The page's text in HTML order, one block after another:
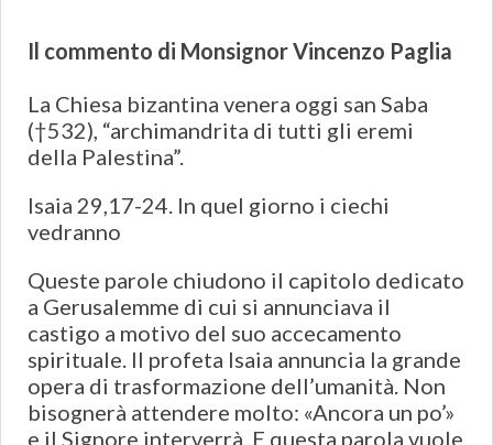
Il commento di Monsignor Vincenzo Paglia
La Chiesa bizantina venera oggi san Saba
(†532), “archimandrita di tutti gli eremi
della Palestina”.
Isaia 29,17-24. In quel giorno i ciechi
vedranno
Queste parole chiudono il capitolo dedicato
a Gerusalemme di cui si annunciava il
castigo a motivo del suo accecamento
spirituale. Il profeta Isaia annuncia la grande
opera di trasformazione dell’umanità. Non
bisognerà attendere molto: «Ancora un po’»
e il Signore interverrà. E questa parola vuole